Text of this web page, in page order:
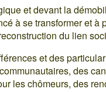
et devant la
à se transformer et à
du lien
et des
des
les chômeurs, des